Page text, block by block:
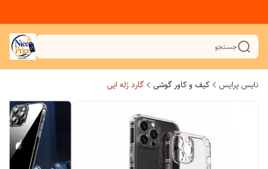
جستجو
نایس پرایس کیف و کاور گوشی گارد ژله ایی